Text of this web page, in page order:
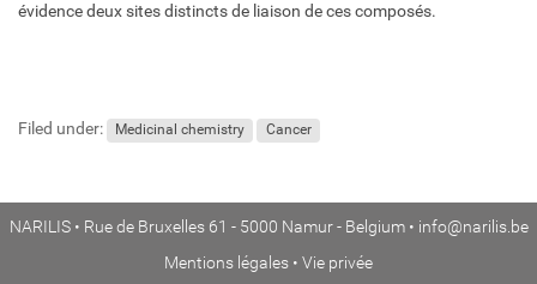
évidence deux sites distincts de liaison de ces composés.
Filed under: Medicinal chemistry Cancer
NARILIS • Rue de Bruxelles 61 - 5000 Namur - Belgium • info@narilis.be
Mentions légales • Vie privée